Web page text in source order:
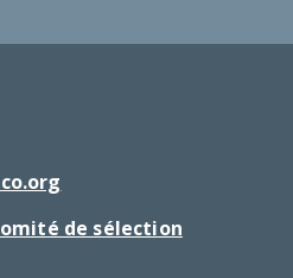
de sélection